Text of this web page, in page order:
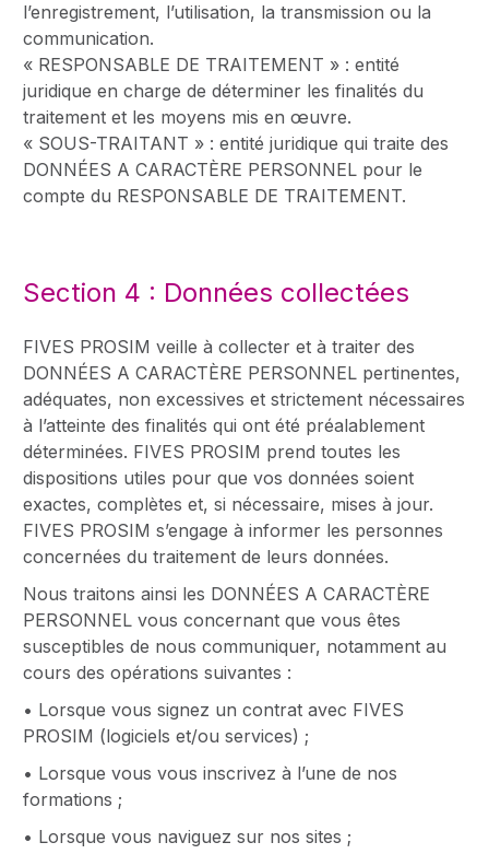
l’enregistrement, l’utilisation, la transmission ou la
communication.
« RESPONSABLE DE TRAITEMENT » : entité
juridique en charge de déterminer les finalités du
traitement et les moyens mis en œuvre.
« SOUS-TRAITANT » : entité juridique qui traite des
DONNÉES A CARACTÈRE PERSONNEL pour le
compte du RESPONSABLE DE TRAITEMENT.
Section 4 : Données collectées
FIVES PROSIM veille à collecter et à traiter des
DONNÉES A CARACTÈRE PERSONNEL pertinentes,
adéquates, non excessives et strictement nécessaires
à l’atteinte des finalités qui ont été préalablement
déterminées. FIVES PROSIM prend toutes les
dispositions utiles pour que vos données soient
exactes, complètes et, si nécessaire, mises à jour.
FIVES PROSIM s’engage à informer les personnes
concernées du traitement de leurs données.
Nous traitons ainsi les DONNÉES A CARACTÈRE
PERSONNEL vous concernant que vous êtes
susceptibles de nous communiquer, notamment au
cours des opérations suivantes :
• Lorsque vous signez un contrat avec FIVES
PROSIM (logiciels et/ou services) ;
• Lorsque vous vous inscrivez à l’une de nos
formations ;
• Lorsque vous naviguez sur nos sites ;